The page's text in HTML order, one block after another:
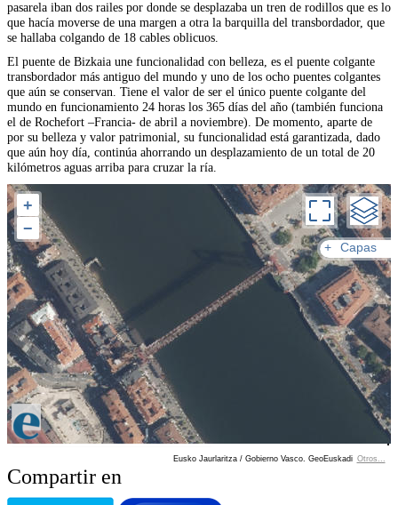
pasarela iban dos railes por donde se desplazaba un tren de rodillos que es lo
que hacía moverse de una margen a otra la barquilla del transbordador, que
se hallaba colgando de 18 cables oblicuos.
El puente de Bizkaia une funcionalidad con belleza, es el puente colgante
transbordador más antiguo del mundo y uno de los ocho puentes colgantes
que aún se conservan. Tiene el valor de ser el único puente colgante del
mundo en funcionamiento 24 horas los 365 días del año (también funciona
el de Rochefort –Francia- de abril a noviembre). De momento, aparte de
por su belleza y valor patrimonial, su funcionalidad está garantizada, dado
que aún hoy día, continúa ahorrando un desplazamiento de un total de 20
kilómetros aguas arriba para cruzar la ría.
+
−
+ Capas
Eusko Jaurlaritza / Gobierno Vasco. GeoEuskadi Otros...
Compartir en